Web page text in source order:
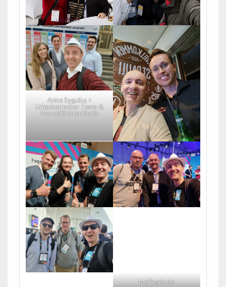
Anke Sygulka +
Urlaubstracker Team &
MarcelRichter.Berlin
MyDealz.de